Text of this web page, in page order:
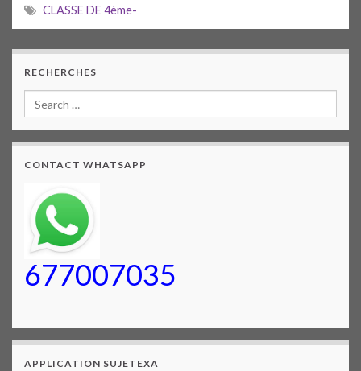
CLASSE DE 4ème-
RECHERCHES
CONTACT WHATSAPP
677007035
APPLICATION SUJETEXA